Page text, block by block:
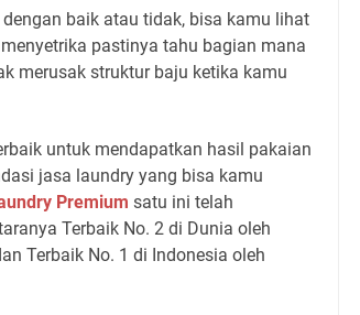
baik atau tidak, bisa kamu lihat
pastinya tahu bagian mana
merusak struktur baju ketika kamu
untuk mendapatkan hasil pakaian
jasa laundry yang bisa kamu
Premium satu ini telah
Terbaik No. 2 di Dunia oleh
Terbaik No. 1 di Indonesia oleh